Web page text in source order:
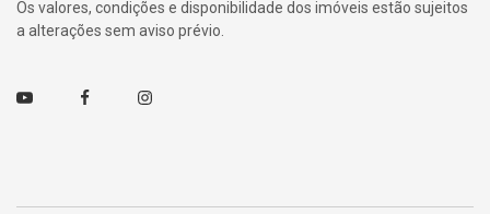
Os valores, condições e disponibilidade dos imóveis estão sujeitos
a alterações sem aviso prévio.
Youtube FacebookInstagram